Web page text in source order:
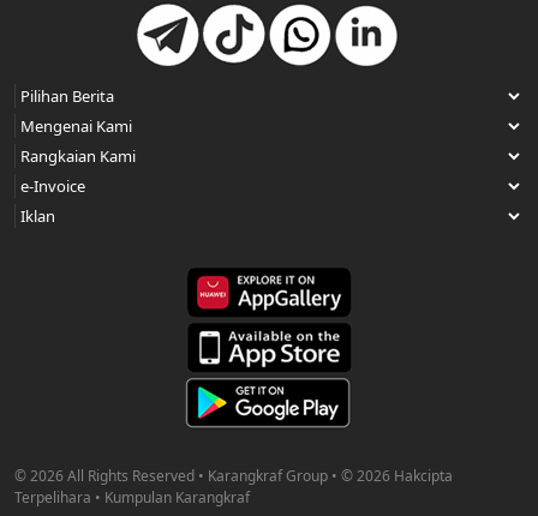
© 2026 All Rights Reserved • Karangkraf Group • © 2026 Hakcipta
Terpelihara • Kumpulan Karangkraf